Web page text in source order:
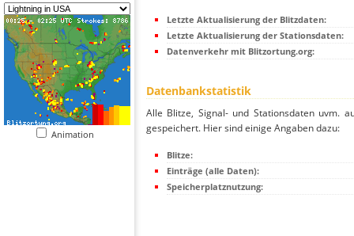
Animation
Letzte Aktualisierung der Blitzdaten:
Letzte Aktualisierung der Stationsdaten:
Datenverkehr mit Blitzortung.org:
Datenbankstatistik
Alle Blitze, Signal- und Stationsdaten uvm.
gespeichert. Hier sind einige Angaben dazu:
Blitze:
Einträge (alle Daten):
Speicherplatznutzung: